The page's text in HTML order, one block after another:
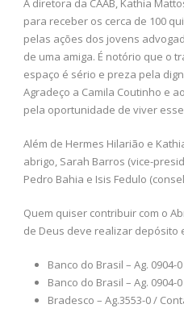
A diretora da CAAB, Kathia
para receber os cerca de 100
pelas ações dos jovens
de uma amiga. É notório que o
espaço é sério e preza pela
Agradeço a Camila Coutinho e
pela oportunidade de viver
Além de Hermes Hilarião e
abrigo, Sarah Barros (vice-
Pedro Bahia e Isis Fedulo
Quem quiser contribuir com o
de Deus deve realizar depósito
Banco do Brasil – Ag. 0904-
Banco do Brasil – Ag. 0904-
Bradesco – Ag.3553-0 /